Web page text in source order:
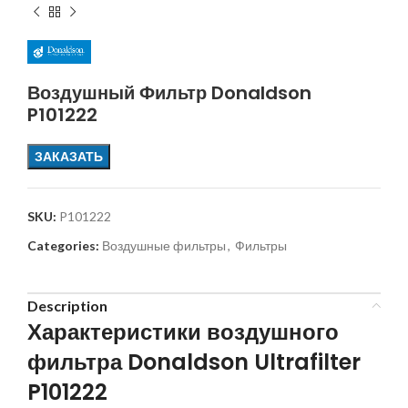
Воздушный Фильтр Donaldson
P101222
ЗАКАЗАТЬ
SKU: P101222
Categories: Воздушные фильтры, Фильтры
Description
Характеристики воздушного
фильтра Donaldson Ultrafilter
P101222